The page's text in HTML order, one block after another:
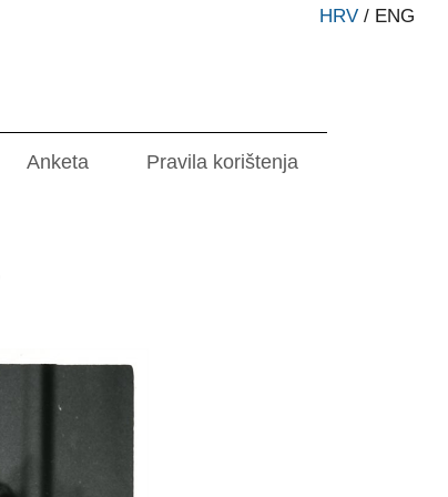
HRV / ENG
Anketa Pravila korištenja